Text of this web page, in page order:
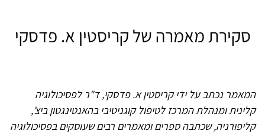
סקירת מאמרה של קריסטין א. פדסקי
המאמר נכתב על ידי קריסטין א. פדסקי, ד"ר לפסיכולוגיה
קלינית ומנהלת המרכז לטיפול קוגניטיבי בהאנטינגטון ביצ',
קליפורניה, שכתבה ספרים ומאמרים רבים שעוסקים בפסיכולוגיה